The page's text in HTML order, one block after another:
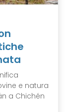
e natura
a Chichén